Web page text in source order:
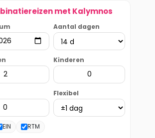
met Kalymnos
Aantal dagen
Kinderen
Flexibel
EIN RTM